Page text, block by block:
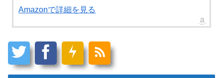
Amazonで詳細を見る